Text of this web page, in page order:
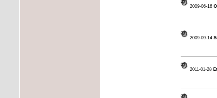
2009-06-16
2009-09-14
2011-01-28